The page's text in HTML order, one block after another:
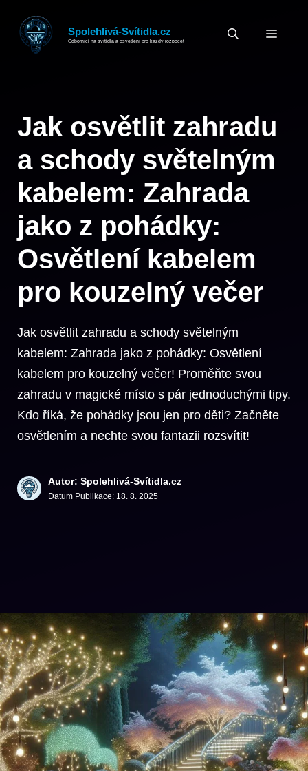
obsah
Spolehlivá-Svítidla.cz
Odborníci na svítidla a osvětlení pro každý rozpočet
Jak osvětlit zahradu
a schody světelným
kabelem: Zahrada
jako z pohádky:
Osvětlení kabelem
pro kouzelný večer
Jak osvětlit zahradu a schody světelným
kabelem: Zahrada jako z pohádky: Osvětlení
kabelem pro kouzelný večer! Proměňte svou
zahradu v magické místo s pár jednoduchými tipy.
Kdo říká, že pohádky jsou jen pro děti? Začněte
osvětlením a nechte svou fantazii rozsvítit!
Autor: Spolehlivá-Svítidla.cz
Datum Publikace: 18. 8. 2025